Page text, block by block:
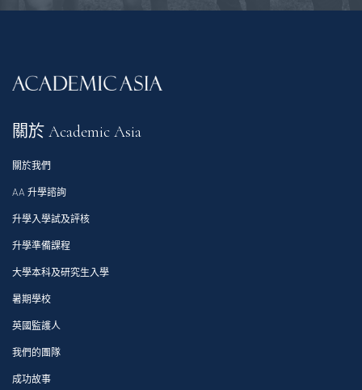
關於 Academic Asia
關於我們
AA 升學諮詢
升學入學試及評核
升學準備課程
大學本科及研究生入學
暑期學校
英國監護人
我們的團隊
成功故事